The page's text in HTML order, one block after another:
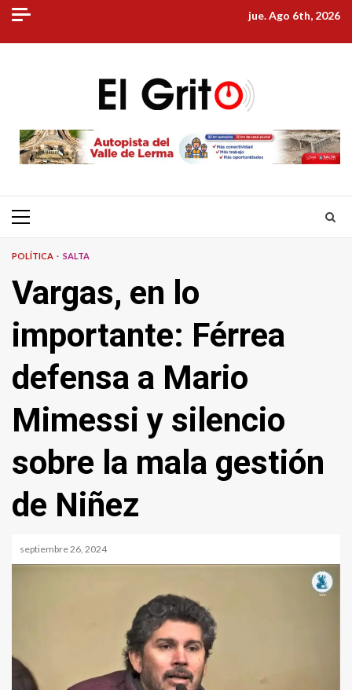
Skip
content
jue. Ago 6th, 2026
Primary
POLÍTICA SALTA
Vargas, en lo
importante: Férrea
defensa a Mario
Mimessi y silencio
sobre la mala gestión
de Niñez
septiembre 26, 2024